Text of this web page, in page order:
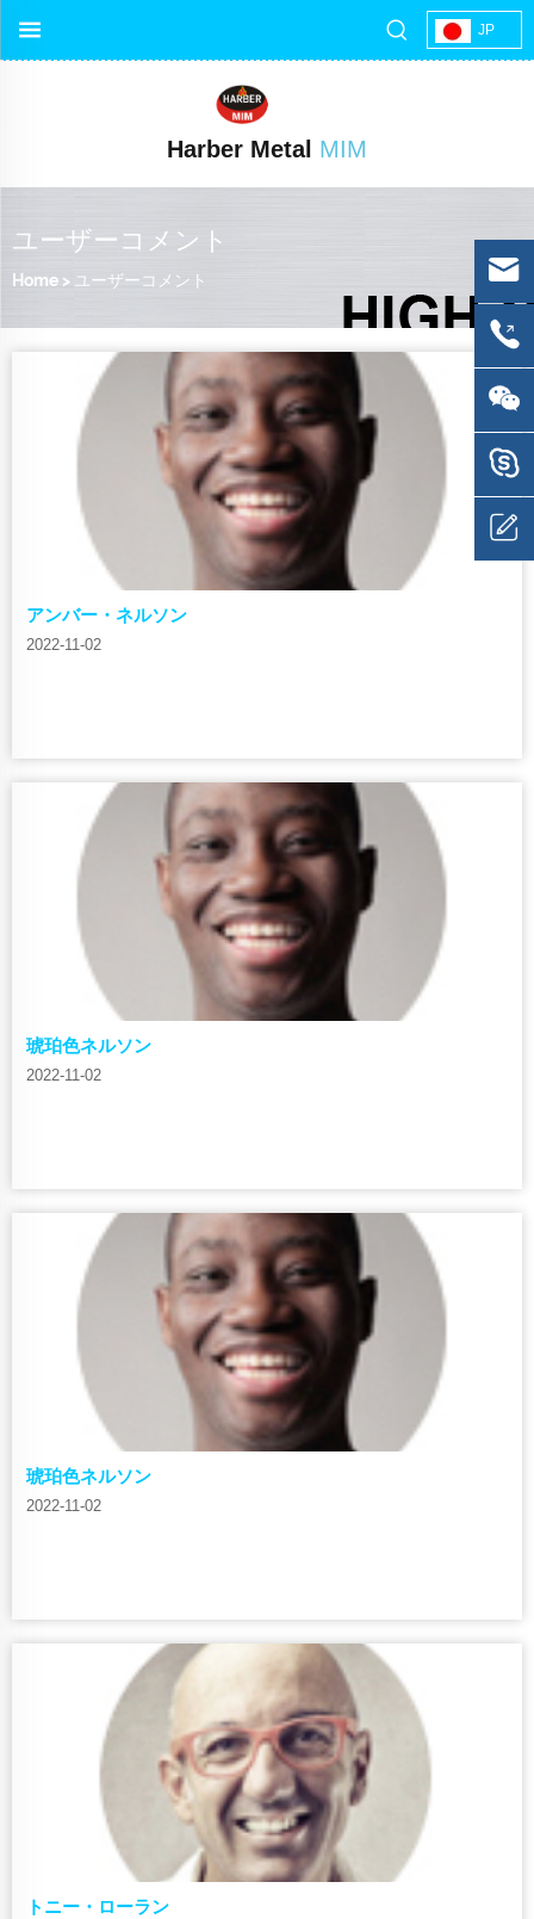
JP
Harber Metal MIM
ユーザーコメント
Home > ユーザーコメント
アンバー・ネルソン
2022-11-02
琥珀色ネルソン
2022-11-02
琥珀色ネルソン
2022-11-02
トニー・ローラン